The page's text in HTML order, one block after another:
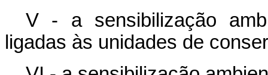
V - a sensibilização
ligadas às unidades de